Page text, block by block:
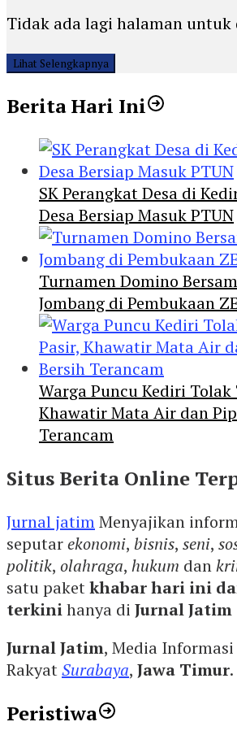
Tidak ada lagi halaman untuk
Lihat Selengkapnya
Berita Hari Ini
SK Perangkat Desa di
Desa Bersiap Masuk PTUN
Turnamen Domino
Jombang di Pembukaan
Warga Puncu Kediri Tolak
Khawatir Mata Air dan
Terancam
Situs Berita Online
Jurnal jatimMenyajikan
seputarekonomi, bisnis, seni,
politik, olahraga, hukum dan
satu paketkhabar hari ini
terkinihanya di Jurnal Jatim
Jurnal Jatim, Media
RakyatSurabaya, Jawa Timur.
Peristiwa